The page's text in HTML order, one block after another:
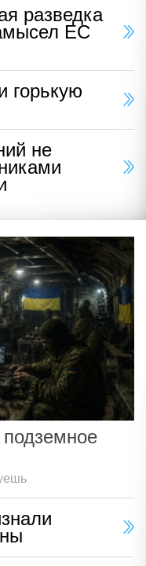
разведка
ЕС
горькую
не